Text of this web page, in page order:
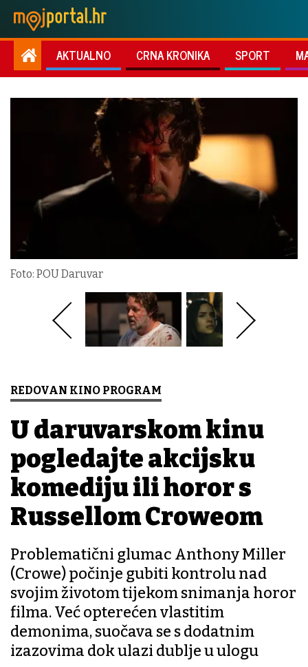
AKTUALNO CRNA KRONIKA SPORT
Foto: POU Daruvar
REDOVAN KINO PROGRAM
U daruvarskom kinu
pogledajte akcijsku
komediju ili horor s
Russellom Croweom
Problematični glumac Anthony Miller
(Crowe) počinje gubiti kontrolu nad
svojim životom tijekom snimanja horor
filma. Već opterećen vlastitim
demonima, suočava se s dodatnim
izazovima dok ulazi dublje u ulogu